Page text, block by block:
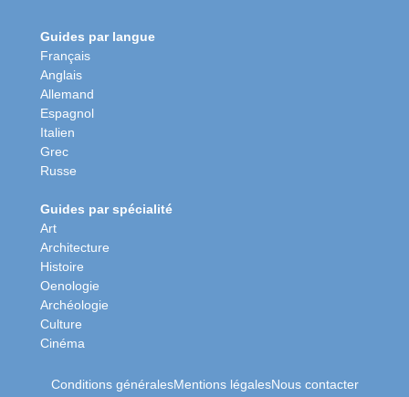
Guides par langue
Français
Anglais
Allemand
Espagnol
Italien
Grec
Russe
Guides par spécialité
Art
Architecture
Histoire
Oenologie
Archéologie
Culture
Cinéma
Conditions généralesMentions légalesNous contacter